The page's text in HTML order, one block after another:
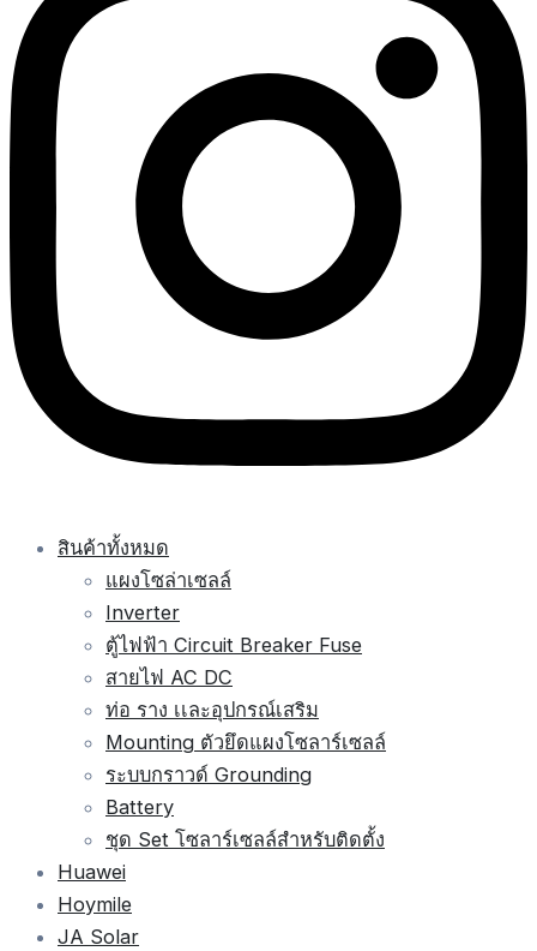
สินค้าทั้งหมด
แผงโซล่าเซลล์
Inverter
ตู้ไฟฟ้า Circuit Breaker Fuse
สายไฟ AC DC
ท่อ ราง เเละอุปกรณ์เสริม
Mounting ตัวยึดแผงโซลาร์เซลล์
ระบบกราวด์ Grounding
Battery
ชุด Set โซลาร์เซลล์สำหรับติดตั้ง
Huawei
Hoymile
JA Solar